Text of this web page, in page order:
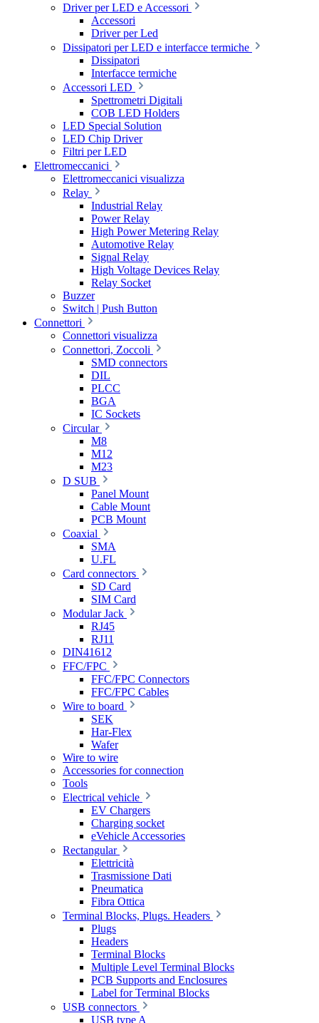
Driver per LED e Accessori
Accessori
Driver per Led
Dissipatori per LED e interfacce termiche
Dissipatori
Interfacce termiche
Accessori LED
Spettrometri Digitali
COB LED Holders
LED Special Solution
LED Chip Driver
Filtri per LED
Elettromeccanici
Elettromeccanici visualizza
Relay
Industrial Relay
Power Relay
High Power Metering Relay
Automotive Relay
Signal Relay
High Voltage Devices Relay
Relay Socket
Buzzer
Switch | Push Button
Connettori
Connettori visualizza
Connettori, Zoccoli
SMD connectors
DIL
PLCC
BGA
IC Sockets
Circular
M8
M12
M23
D SUB
Panel Mount
Cable Mount
PCB Mount
Coaxial
SMA
U.FL
Card connectors
SD Card
SIM Card
Modular Jack
RJ45
RJ11
DIN41612
FFC/FPC
FFC/FPC Connectors
FFC/FPC Cables
Wire to board
SEK
Har-Flex
Wafer
Wire to wire
Accessories for connection
Tools
Electrical vehicle
EV Chargers
Charging socket
eVehicle Accessories
Rectangular
Elettricità
Trasmissione Dati
Pneumatica
Fibra Ottica
Terminal Blocks, Plugs. Headers
Plugs
Headers
Terminal Blocks
Multiple Level Terminal Blocks
PCB Supports and Enclosures
Label for Terminal Blocks
USB connectors
USB type A